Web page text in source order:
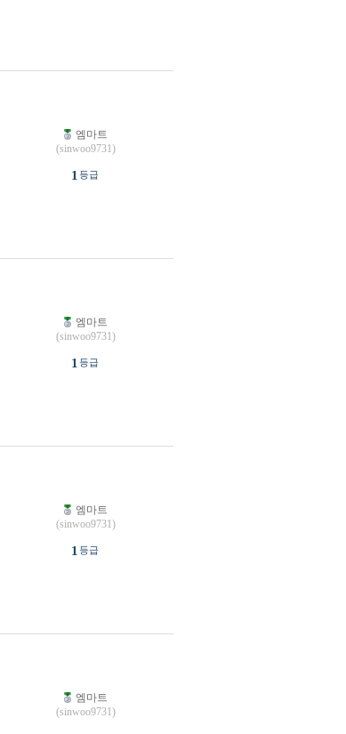
엠마트
(sinwoo9731)
1 등급
엠마트
(sinwoo9731)
1 등급
엠마트
(sinwoo9731)
1 등급
엠마트
(sinwoo9731)